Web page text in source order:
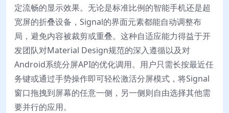
定流畅的显示效果。无论是标准比例的智能手机还是超
宽屏的折叠设备，Signal的界面元素都能自动调整布
局，避免内容被裁剪或重叠。这种自适应能力得益于开
发团队对Material Design规范的深入遵循以及对
Android系统分屏API的优化调用。用户只需长按最近任
务键或通过手势操作即可轻松激活分屏模式，将Signal
窗口拖拽到屏幕的任意一侧，另一侧则自由选择其他需
要并行的应用。